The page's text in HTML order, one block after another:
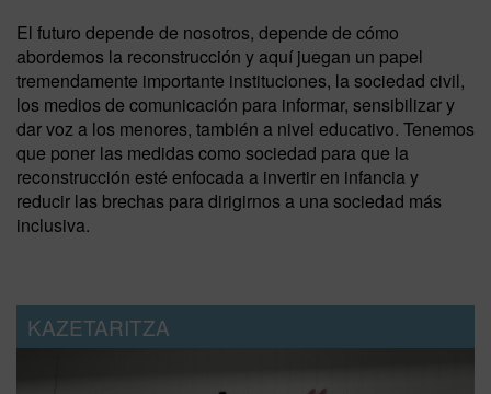
El futuro depende de nosotros, depende de cómo
abordemos la reconstrucción y aquí juegan un papel
tremendamente importante instituciones, la sociedad civil,
los medios de comunicación para informar, sensibilizar y
dar voz a los menores, también a nivel educativo. Tenemos
que poner las medidas como sociedad para que la
reconstrucción esté enfocada a invertir en infancia y
reducir las brechas para dirigirnos a una sociedad más
inclusiva.
KAZETARITZA